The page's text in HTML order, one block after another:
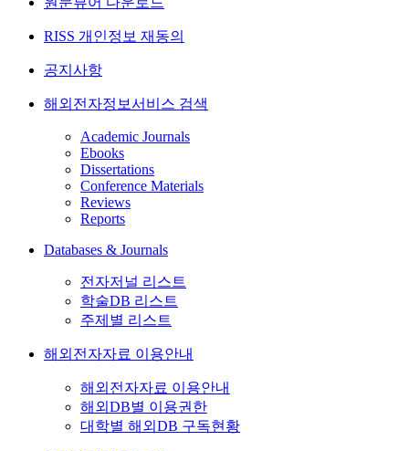
RISS 개인정보 재동의
공지사항
해외전자정보서비스 검색
Academic Journals
Ebooks
Dissertations
Conference Materials
Reviews
Reports
Databases & Journals
전자저널 리스트
학술DB 리스트
주제별 리스트
해외전자자료 이용안내
해외전자자료 이용안내
해외DB별 이용권한
대학별 해외DB 구독현황